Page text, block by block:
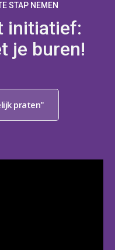
STAP NEMEN
initiatief:
je buren!
praten"